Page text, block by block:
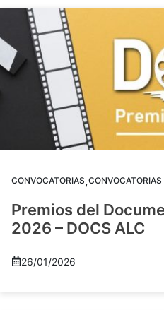
CONVOCATORIAS,CONVOCATORIAS
Premios del
2026 – DOCS ALC
26/01/2026